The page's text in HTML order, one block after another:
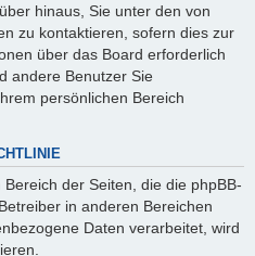
hinaus, Sie unter den von
zu kontaktieren, sofern dies zur
über das Board erforderlich
andere Benutzer Sie
persönlichen Bereich
der Seiten, die die phpBB-
in anderen Bereichen
Daten verarbeitet, wird